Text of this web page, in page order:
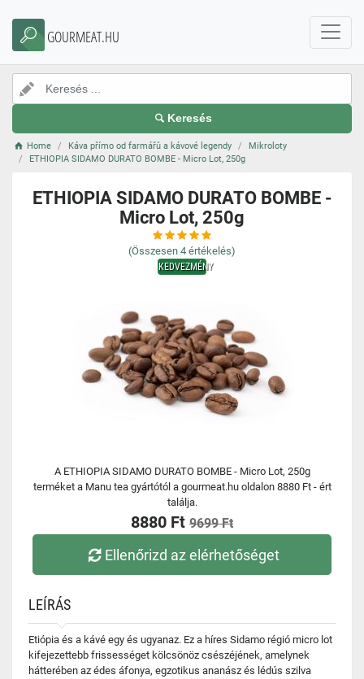
GOURMEAT.HU
Keresés
Home Káva přímo od farmářů a kávové legendy
Mikroloty
ETHIOPIA SIDAMO DURATO BOMBE - Micro Lot, 250g
ETHIOPIA SIDAMO DURATO BOMBE -
Micro Lot, 250g
(Összesen 4 értékelés)
KEDVEZMÉNY
A ETHIOPIA SIDAMO DURATO BOMBE - Micro Lot, 250g
terméket a Manu tea gyártótól a gourmeat.hu oldalon 8880 Ft - ért
találja.
8880 Ft 9699 Ft
Ellenőrizd az elérhetőséget
LEÍRÁS
Etiópia és a kávé egy és ugyanaz. Ez a híres Sidamo régió micro lot
kifejezettebb frissességet kölcsönöz csészéjének, amelynek
hátterében az édes áfonya, egzotikus ananász és lédús szilva